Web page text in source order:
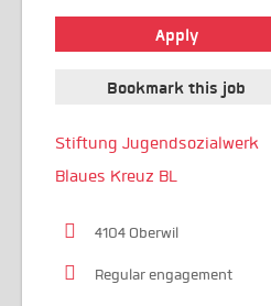
Apply
Bookmark this job
Stiftung Jugendsozialwerk
Blaues Kreuz BL
4104 Oberwil
Regular engagement